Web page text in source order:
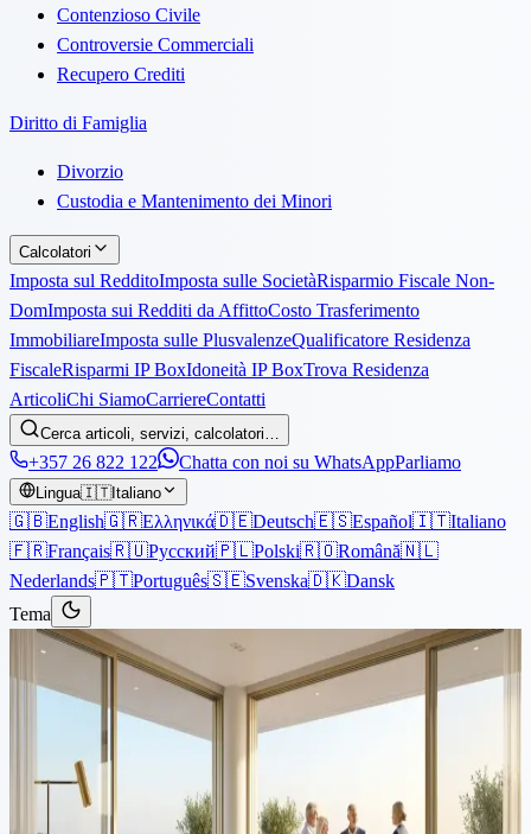
Contenzioso Civile
Controversie Commerciali
Recupero Crediti
Diritto di Famiglia
Divorzio
Custodia e Mantenimento dei Minori
Calcolatori
Imposta sul RedditoImposta sulle SocietàRisparmio Fiscale Non-
DomImposta sui Redditi da AffittoCosto Trasferimento
ImmobiliareImposta sulle PlusvalenzeQualificatore Residenza
FiscaleRisparmi IP BoxIdoneità IP BoxTrova Residenza
ArticoliChi SiamoCarriereContatti
Cerca articoli, servizi, calcolatori…
+357 26 822 122 Chatta con noi su WhatsAppParliamo
Lingua🇮🇹Italiano
🇬🇧English🇬🇷Ελληνικά🇩🇪Deutsch🇪🇸Español🇮🇹Italiano
🇫🇷Français🇷🇺Русский🇵🇱Polski🇷🇴Română🇳🇱
Nederlands🇵🇹Português🇸🇪Svenska🇩🇰Dansk
Tema
Articoli›Proprietà
3 minuti di lettura
Come abbiamo aiutato due
coppie inglesi a ottenere i loro